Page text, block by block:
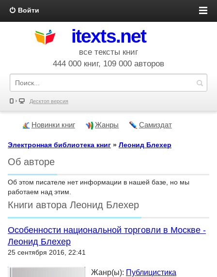
Войти
itexts.net
все тексты книг
444 000 книг, 109 000 авторов
Десктоп версия
Новинки книг Жанры Самиздат
Электронная библиотека книг » Леонид Блехер
Об авторе
Об этом писателе нет информации в нашей базе, но мы
работаем над этим.
Книги автора Леонид Блехер
Особенности национальной торговли в Москве -
Леонид Блехер
25 сентября 2016, 22:41
Жанр(ы): Публицистика